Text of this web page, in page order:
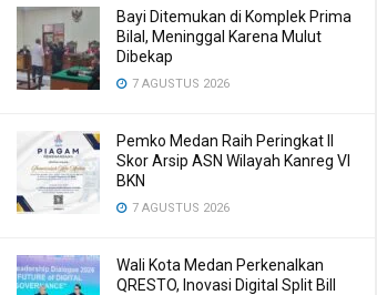
Bayi Ditemukan di Komplek Prima
Bilal, Meninggal Karena Mulut
Dibekap
7 AGUSTUS 2026
Pemko Medan Raih Peringkat II
Skor Arsip ASN Wilayah Kanreg VI
BKN
7 AGUSTUS 2026
Wali Kota Medan Perkenalkan
QRESTO, Inovasi Digital Split Bill